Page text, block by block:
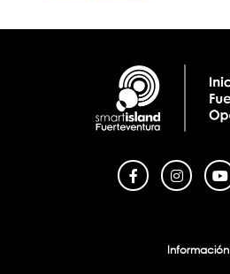
Información